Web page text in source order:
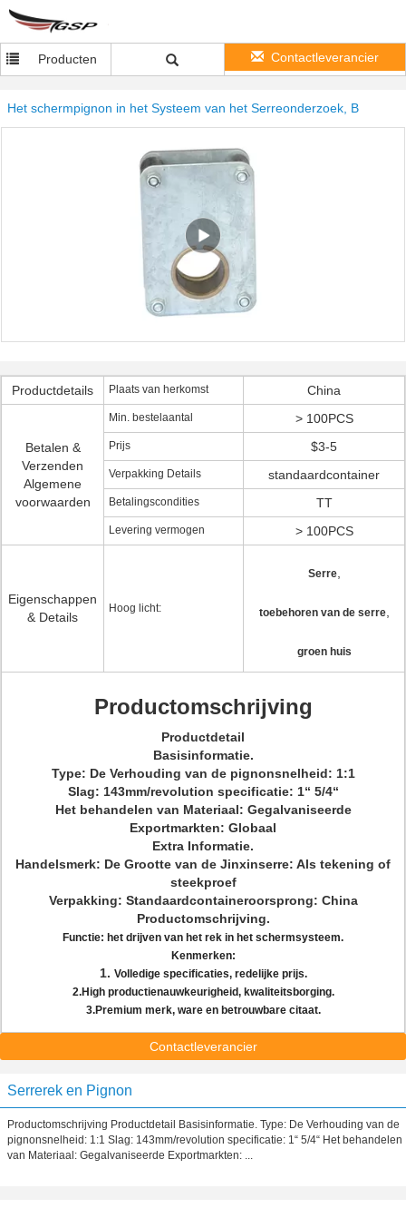
Producten Contactleverancier
Het schermpignon in het Systeem van het Serreonderzoek, B
Productdetails Plaats van herkomst China
Betalen &
Verzenden
Algemene
voorwaarden
Min. bestelaantal > 100PCS
Prijs $3-5
Verpakking Details standaardcontainer
Betalingscondities TT
Levering vermogen > 100PCS
Eigenschappen
& Details
Hoog licht:
Serre,
toebehoren van de serre,
groen huis
Productomschrijving
Productdetail
Basisinformatie.
Type: De Verhouding van de pignonsnelheid: 1:1
Slag: 143mm/revolution specificatie: 1“ 5/4“
Het behandelen van Materiaal: Gegalvaniseerde
Exportmarkten: Globaal
Extra Informatie.
Handelsmerk: De Grootte van de Jinxinserre: Als tekening of
steekproef
Verpakking: Standaardcontaineroorsprong: China
Productomschrijving.
Functie: het drijven van het rek in het schermsysteem.
Kenmerken:
1. Volledige specificaties, redelijke prijs.
2.High productienauwkeurigheid, kwaliteitsborging.
3.Premium merk, ware en betrouwbare citaat.
Contactleverancier
Serrerek en Pignon
Productomschrijving Productdetail Basisinformatie. Type: De Verhouding van de
pignonsnelheid: 1:1 Slag: 143mm/revolution specificatie: 1“ 5/4“ Het behandelen
van Materiaal: Gegalvaniseerde Exportmarkten: ...